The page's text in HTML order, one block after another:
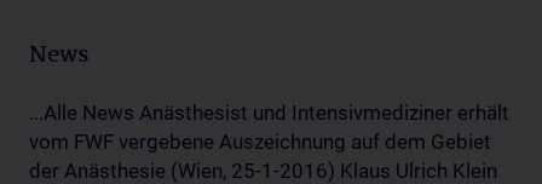
News
...Alle News Anästhesist und Intensivmediziner erhält
vom FWF vergebene Auszeichnung auf dem Gebiet
der Anästhesie (Wien, 25-1-2016) Klaus Ulrich Klein